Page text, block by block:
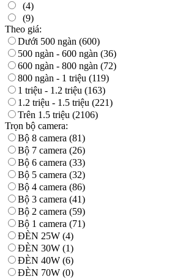
(4)
(9)
Theo giá:
Dưới 500 ngàn (600)
500 ngàn - 600 ngàn (36)
600 ngàn - 800 ngàn (72)
800 ngàn - 1 triệu (119)
1 triệu - 1.2 triệu (163)
1.2 triệu - 1.5 triệu (221)
Trên 1.5 triệu (2106)
Trọn bộ camera:
Bộ 8 camera (81)
Bộ 7 camera (26)
Bộ 6 camera (33)
Bộ 5 camera (32)
Bộ 4 camera (86)
Bộ 3 camera (41)
Bộ 2 camera (59)
Bộ 1 camera (71)
ĐÈN 25W (4)
ĐÈN 30W (1)
ĐÈN 40W (6)
ĐÈN 70W (0)